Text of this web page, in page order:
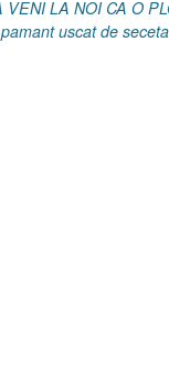
LA NOI CA O
uscat de